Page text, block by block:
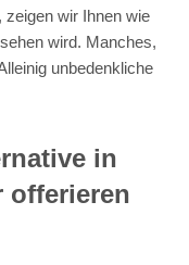
wir Ihnen wie
wird. Manches,
unbedenkliche
in
offerieren